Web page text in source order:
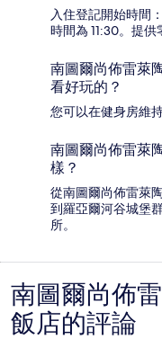
入住登記開始時間
時間為 11:30。提供
南圖爾尚佈雷萊
看好玩的？
您可以在健身房維
南圖爾尚佈雷萊
樣？
從南圖爾尚佈雷萊
到羅亞爾河谷城堡
所。
評
論
南圖爾尚佈
飯店的評論